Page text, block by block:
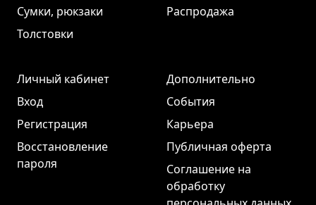
Сумки, рюкзаки
Толстовки
Распродажа
Личный кабинет
Вход
Регистрация
Восстановление
пароля
Дополнительно
События
Карьера
Публичная оферта
Соглашение на
обработку